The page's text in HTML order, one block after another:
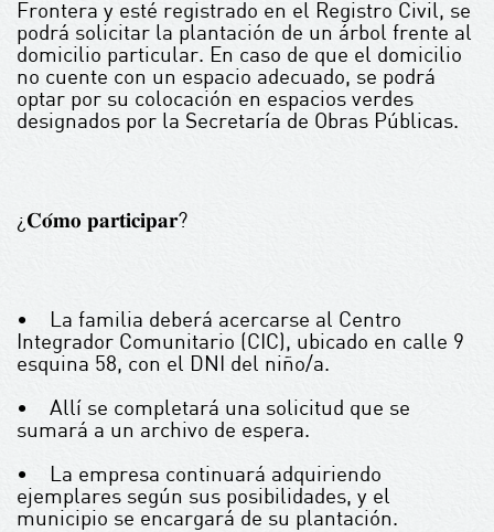
Frontera y esté registrado en el Registro Civil, se
podrá solicitar la plantación de un árbol frente al
domicilio particular. En caso de que el domicilio
no cuente con un espacio adecuado, se podrá
optar por su colocación en espacios verdes
designados por la Secretaría de Obras Públicas.
¿𝐂𝐨́𝐦𝐨 𝐩𝐚𝐫𝐭𝐢𝐜𝐢𝐩𝐚𝐫?
• La familia deberá acercarse al Centro
Integrador Comunitario (CIC), ubicado en calle 9
esquina 58, con el DNI del niño/a.
• Allí se completará una solicitud que se
sumará a un archivo de espera.
• La empresa continuará adquiriendo
ejemplares según sus posibilidades, y el
municipio se encargará de su plantación.